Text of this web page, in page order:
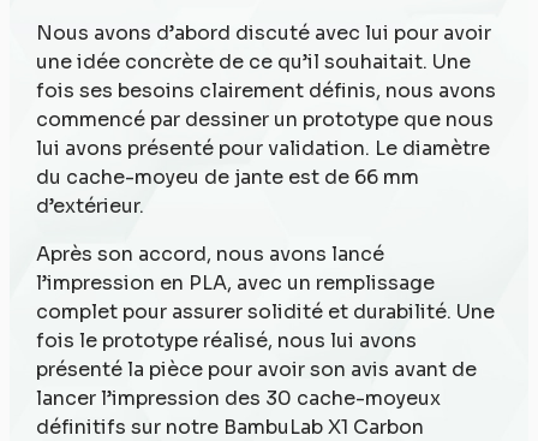
Nous avons d’abord discuté avec lui pour avoir
une idée concrète de ce qu’il souhaitait. Une
fois ses besoins clairement définis, nous avons
commencé par dessiner un prototype que nous
lui avons présenté pour validation. Le diamètre
du cache-moyeu de jante est de 66 mm
d’extérieur.
Après son accord, nous avons lancé
l’impression en PLA, avec un remplissage
complet pour assurer solidité et durabilité. Une
fois le prototype réalisé, nous lui avons
présenté la pièce pour avoir son avis avant de
lancer l’impression des 30 cache-moyeux
définitifs sur notre BambuLab X1 Carbon